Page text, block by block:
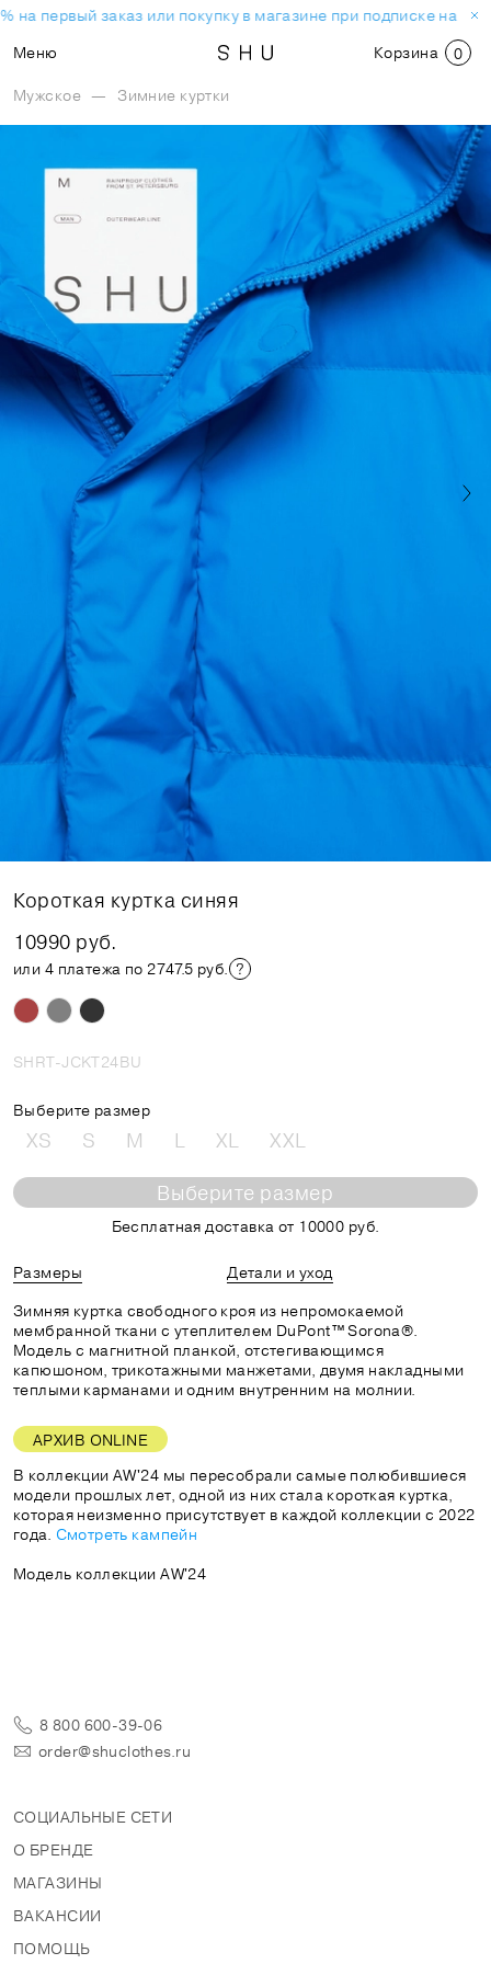
на первый заказ или покупку в магазине при подписке на
Меню
Корзина 0
Мужское — Зимние куртки
Короткая куртка синяя
10990 руб.
или 4 платежа по 2747.5 руб.
SHRT-JCKT24BU
Выберите размер
XS S M L XL XXL
Выберите размер
Бесплатная доставка от 10000 руб.
Размеры
Детали и уход
Зимняя куртка свободного кроя из непромокаемой
мембранной ткани с утеплителем DuPont™ Sorona®.
Модель с магнитной планкой, отстегивающимся
капюшоном, трикотажными манжетами, двумя накладными
теплыми карманами и одним внутренним на молнии.
АРХИВ ONLINE
В коллекции AW'24 мы пересобрали самые полюбившиеся
модели прошлых лет, одной из них стала короткая куртка,
которая неизменно присутствует в каждой коллекции с 2022
года. Смотреть кампейн
Модель коллекции AW'24
8 800 600-39-06
order@shuclothes.ru
СОЦИАЛЬНЫЕ СЕТИ
О БРЕНДЕ
МАГАЗИНЫ
ВАКАНСИИ
ПОМОЩЬ